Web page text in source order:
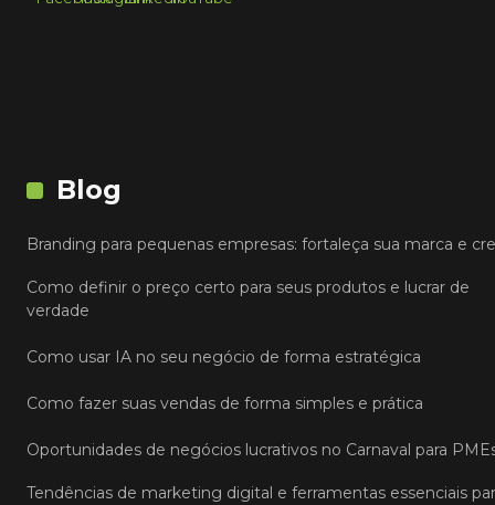
Blog
Branding para pequenas empresas: fortaleça sua marca e
Como definir o preço certo para seus produtos e lucrar de
verdade
Como usar IA no seu negócio de forma estratégica
Como fazer suas vendas de forma simples e prática
Oportunidades de negócios lucrativos no Carnaval para
Tendências de marketing digital e ferramentas essenciais